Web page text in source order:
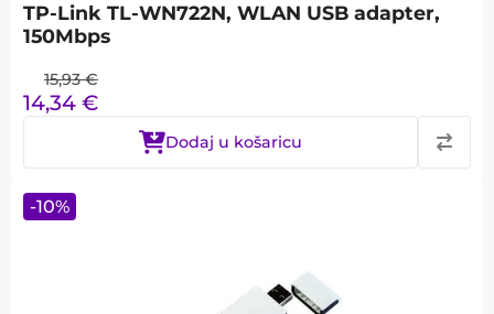
TP-Link TL-WN722N, WLAN USB adapter,
150Mbps
15,93 €
14,34 €
Dodaj u košaricu
-10%